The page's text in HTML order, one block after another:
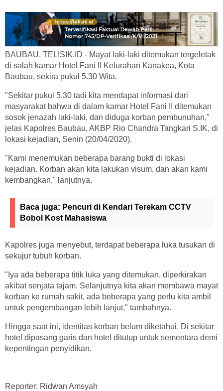
BAUBAU, TELISIK.ID - Mayat laki-laki ditemukan tergeletak
di salah kamar Hotel Fani II Kelurahan Kanakea, Kota
Baubau, sekira pukul 5.30 Wita.
"Sekitar pukul 5.30 tadi kita mendapat informasi dari
masyarakat bahwa di dalam kamar Hotel Fani II ditemukan
sosok jenazah laki-laki, dan diduga korban pembunuhan,"
jelas Kapolres Baubau, AKBP Rio Chandra Tangkari S.IK, di
lokasi kejadian, Senin (20/04/2020).
"Kami menemukan beberapa barang bukti di lokasi
kejadian. Korban akan kita lakukan visum, dan akan kami
kembangkan," lanjutnya.
Baca juga: Pencuri di Kendari Terekam CCTV
Bobol Kost Mahasiswa
Kapolres juga menyebut, terdapat beberapa luka tusukan di
sekujur tubuh korban.
"Iya ada beberapa titik luka yang ditemukan, diperkirakan
akibat senjata tajam. Selanjutnya kita akan membawa mayat
korban ke rumah sakit, ada beberapa yang perlu kita ambil
untuk pengembangan lebih lanjut," tambahnya.
Hingga saat ini, identitas korban belum diketahui. Di sekitar
hotel dipasang garis dan hotel ditutup untuk sementara demi
kepentingan penyidikan.
Reporter: Ridwan Amsyah